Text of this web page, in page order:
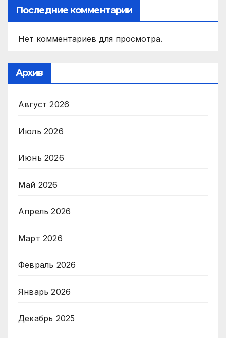
Последние комментарии
Нет комментариев для просмотра.
Архив
Август 2026
Июль 2026
Июнь 2026
Май 2026
Апрель 2026
Март 2026
Февраль 2026
Январь 2026
Декабрь 2025